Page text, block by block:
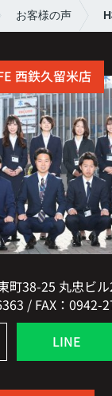
お客様の声
西鉄久留米店
町38-25 丸忠ビル
/ FAX：0942-
LINE